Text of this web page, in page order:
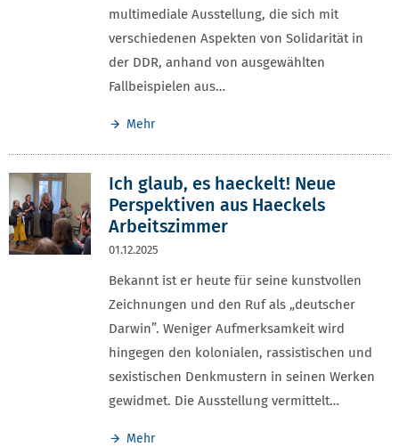
multimediale Ausstellung, die sich mit
verschiedenen Aspekten von Solidarität in
der DDR, anhand von ausgewählten
Fallbeispielen aus…
Mehr
Ich glaub, es haeckelt! Neue
Perspektiven aus Haeckels
Arbeitszimmer
01.12.2025
Bekannt ist er heute für seine kunstvollen
Zeichnungen und den Ruf als „deutscher
Darwin”. Weniger Aufmerksamkeit wird
hingegen den kolonialen, rassistischen und
sexistischen Denkmustern in seinen Werken
gewidmet. Die Ausstellung vermittelt…
Mehr